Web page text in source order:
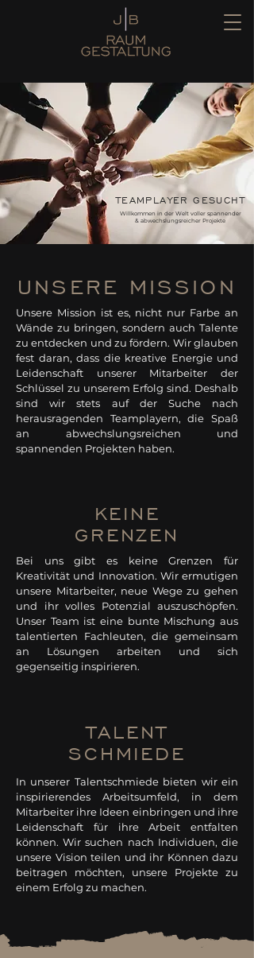
TEAMPLAYER GESUCHT
Willkommen in der Welt voller spannender
& abwechslungsreicher Projekte
UNSERE MISSION
Unsere Mission ist es, nicht nur Farbe an
Wände zu bringen, sondern auch Talente
zu entdecken und zu fördern. Wir glauben
fest daran, dass die kreative Energie und
Leidenschaft unserer Mitarbeiter der
Schlüssel zu unserem Erfolg sind. Deshalb
sind wir stets auf der Suche nach
herausragenden Teamplayern, die Spaß
an abwechslungsreichen und
spannenden Projekten haben.
KEINE
GRENZEN
Bei uns gibt es keine Grenzen für
Kreativität und Innovation. Wir ermutigen
unsere Mitarbeiter, neue Wege zu gehen
und ihr volles Potenzial auszuschöpfen.
Unser Team ist eine bunte Mischung aus
talentierten Fachleuten, die gemeinsam
an Lösungen arbeiten und sich
gegenseitig inspirieren.
TALENT
SCHMIEDE
In unserer Talentschmiede bieten wir ein
inspirierendes Arbeitsumfeld, in dem
Mitarbeiter ihre Ideen einbringen und ihre
Leidenschaft für ihre Arbeit entfalten
können. Wir suchen nach Individuen, die
unsere Vision teilen und ihr Können dazu
beitragen möchten, unsere Projekte zu
einem Erfolg zu machen.